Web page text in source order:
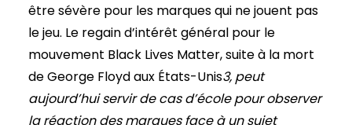
être sévère pour les marques qui ne jouent pas
le jeu. Le regain d’intérêt général pour le
mouvement Black Lives Matter, suite à la mort
de George Floyd aux États-Unis3, peut
aujourd’hui servir de cas d’école pour observer
la réaction des marques face à un sujet